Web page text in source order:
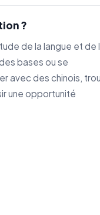
?
de la langue et de
bases ou se
avec des chinois,
une opportunité